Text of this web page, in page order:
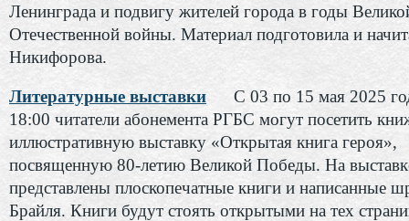
Ленинграда и подвигу жителей города в годы
Отечественной войны. Материал подготовила и
Никифорова.
Литературные выставки
С 03 по 15 мая 2025
18:00 читатели абонемента РГБС могут посетить
иллюстративную выставку «Открытая книга героя»,
посвященную 80-летию Великой Победы. На
представлены плоскопечатные книги и написанные
Брайля. Книги будут стоять открытыми на тех